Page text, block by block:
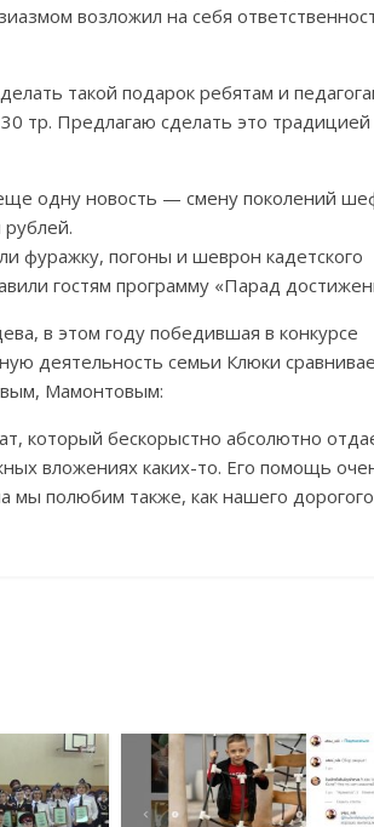
возложил на себя
такой подарок ребятам и
тр. Предлагаю сделать это традицией
одну новость — смену поколений
фуражку, погоны и шеврон кадетского
гостям программу «Парад
в этом году победившая в конкурсе
деятельность семьи Клюки
Мамонтовым:
который бескорыстно абсолютно
вложениях каких-то. Его помощь
мы полюбим также, как нашего дорогого